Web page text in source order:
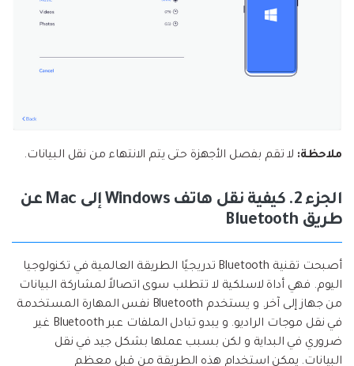
ملاحظة: لا تقم بفصل الأجهزة حتى يتم الانتهاء من نقل البيانات.
الجزء 2. كيفية نقل هاتف Windows إلى Mac عن
طريق Bluetooth
أصبحت تقنية Bluetooth تدريجيًا الطريقة العالمية في تكنولوجيا
اليوم. فهي أداة لاسلكية لا تتطلب سوى اتصالاً لمشاركة البيانات
من جهاز إلى آخر. و يستخدم Bluetooth نفس المهارة المستخدمة
في نقل موجات الراديو. و يبدو تبادل الملفات عبر Bluetooth غير
ضروري في البداية و لكن بسبب عملها بشكل جيد في نقل
البيانات. يمكن استخدام هذه الطريقة من قبل معظم